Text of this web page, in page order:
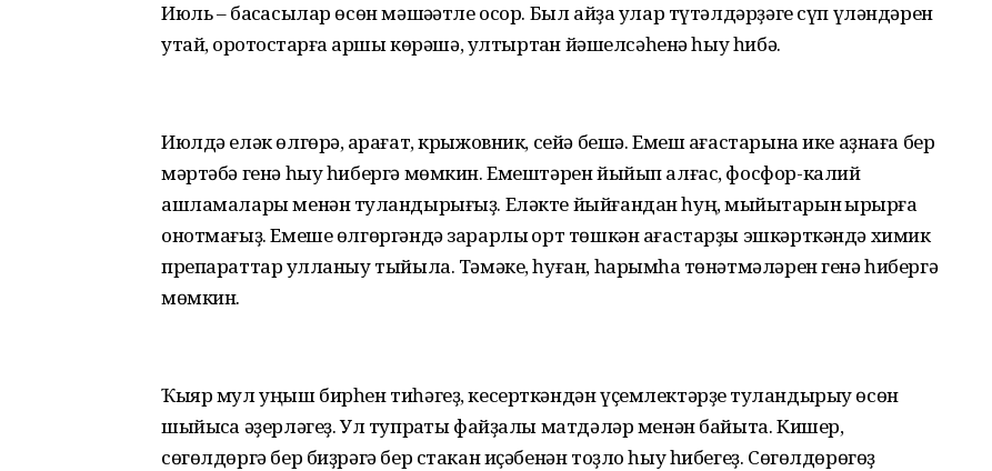
Июль – баҡсасылар өсөн мәшәҡәтле осор. Был айҙа улар түтәлдәрҙәге сүп үләндәрен
утай, ҡоротҡостарға ҡаршы көрәшә, ултыртҡан йәшелсәһенә һыу һибә.
Июлдә еләк өлгөрә, ҡарағат, крыжовник, сейә бешә. Емеш ағастарына ике аҙнаға бер
мәртәбә генә һыу һибергә мөмкин. Емештәрен йыйып алғас, фосфор-калий
ашламалары менән туҡландырығыҙ. Еләкте йыйғандан һуң, мыйыҡтарын ҡырҡырға
онотмағыҙ. Емеше өлгөргәндә зарарлы ҡорт төшкән ағастарҙы эшкәрткәндә химик
препараттар ҡулланыу тыйыла. Тәмәке, һуған, һарымһаҡ төнәтмәләрен генә һибергә
мөмкин.
Ҡыяр мул уңыш бирһен тиһәгеҙ, кесерткәндән үҫемлектәрҙе туҡландырыу өсөн
шыйыҡса әҙерләгеҙ. Ул тупраҡты файҙалы матдәләр менән байыта. Кишер,
сөгөлдөргә бер биҙрәгә бер стакан иҫәбенән тоҙло һыу һибегеҙ. Сөгөлдөрөгөҙ